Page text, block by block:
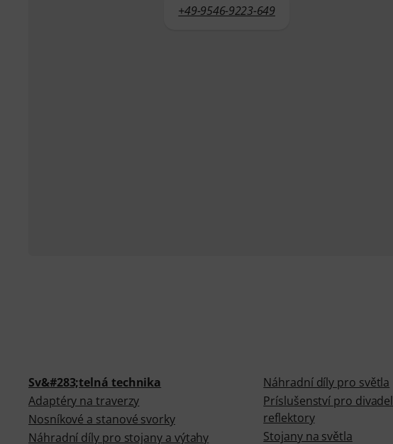
+49-9546-9223-649
Sv&#283;telná technika
Adaptéry na traverzy
Nosníkové a stanové svorky
Náhradní díly pro stojany a výtahy
Náhradní díly pro světla
Príslušenství pro
reflektory
Stojany na světla